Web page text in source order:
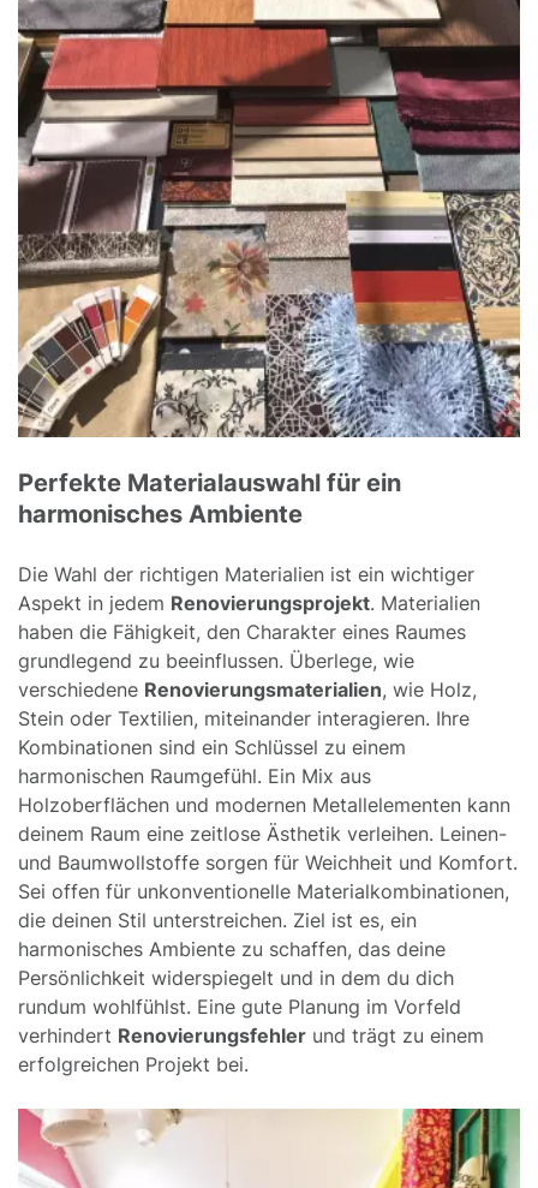
Perfekte Materialauswahl für ein
harmonisches Ambiente
Die Wahl der richtigen Materialien ist ein wichtiger
Aspekt in jedem Renovierungsprojekt. Materialien
haben die Fähigkeit, den Charakter eines Raumes
grundlegend zu beeinflussen. Überlege, wie
verschiedene Renovierungsmaterialien, wie Holz,
Stein oder Textilien, miteinander interagieren. Ihre
Kombinationen sind ein Schlüssel zu einem
harmonischen Raumgefühl. Ein Mix aus
Holzoberflächen und modernen Metallelementen kann
deinem Raum eine zeitlose Ästhetik verleihen. Leinen-
und Baumwollstoffe sorgen für Weichheit und Komfort.
Sei offen für unkonventionelle Materialkombinationen,
die deinen Stil unterstreichen. Ziel ist es, ein
harmonisches Ambiente zu schaffen, das deine
Persönlichkeit widerspiegelt und in dem du dich
rundum wohlfühlst. Eine gute Planung im Vorfeld
verhindert Renovierungsfehler und trägt zu einem
erfolgreichen Projekt bei.